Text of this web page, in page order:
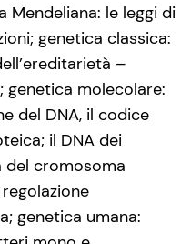
Mendeliana: le leggi di
genetica classica:
–
molecolare:
del DNA, il codice
il DNA dei
cromosoma
genetica umana: